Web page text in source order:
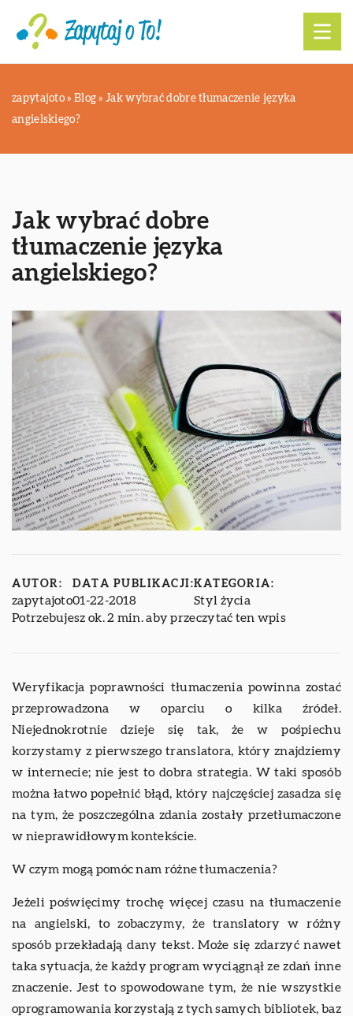
zapytajoto » Blog »Jak wybrać dobre tłumaczenie języka
angielskiego?
Jak wybrać dobre
tłumaczenie języka
angielskiego?
AUTOR:
zapytajoto
DATA PUBLIKACJI:
01-22-2018
KATEGORIA:
Styl życia
Potrzebujesz ok. 2 min. aby przeczytać ten wpis
Weryfikacja poprawności tłumaczenia powinna zostać
przeprowadzona w oparciu o kilka źródeł.
Niejednokrotnie dzieje się tak, że w pośpiechu
korzystamy z pierwszego translatora, który znajdziemy
w internecie; nie jest to dobra strategia. W taki sposób
można łatwo popełnić błąd, który najczęściej zasadza się
na tym, że poszczególna zdania zostały przetłumaczone
w nieprawidłowym kontekście.
W czym mogą pomóc nam różne tłumaczenia?
Jeżeli poświęcimy trochę więcej czasu na tłumaczenie
na angielski, to zobaczymy, że translatory w różny
sposób przekładają dany tekst. Może się zdarzyć nawet
taka sytuacja, że każdy program wyciągnął ze zdań inne
znaczenie. Jest to spowodowane tym, że nie wszystkie
oprogramowania korzystają z tych samych bibliotek, baz